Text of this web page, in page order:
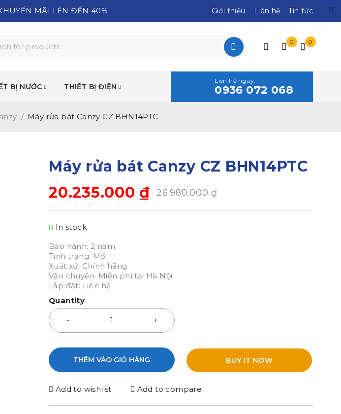
MÃI LÊN ĐẾN 40% Giới thiệu Liên hệ Tin tức
0 0
BỊ NƯỚC THIẾT BỊ ĐIỆN
Liên hệ ngay:
0936 072 068
/ Máy rửa bát Canzy CZ BHN14PTC
Máy rửa bát Canzy CZ BHN14PTC
26.980.000₫
20.235.000 ₫
In stock
Bảo hành: 2 năm
Tình trạng: Mới
Xuất xứ: Chính hãng
Vận chuyển: Miễn phí tại Hà Nội
Lắp đặt: Liên hệ
Quantity
THÊM VÀO GIỎ HÀNG BUY IT NOW
Add to wishlist Add to compare